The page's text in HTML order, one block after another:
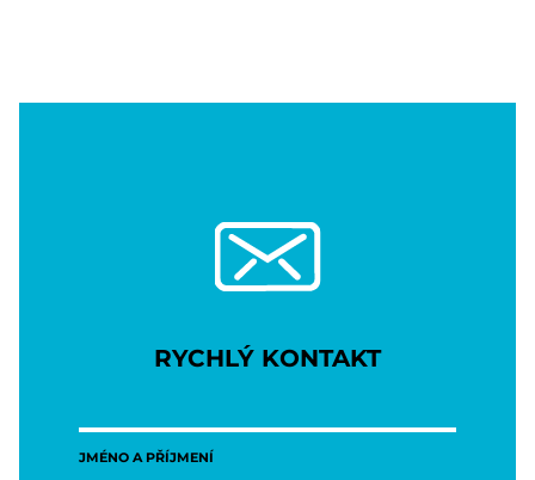
RYCHLÝ KONTAKT
JMÉNO A PŘÍJMENÍ